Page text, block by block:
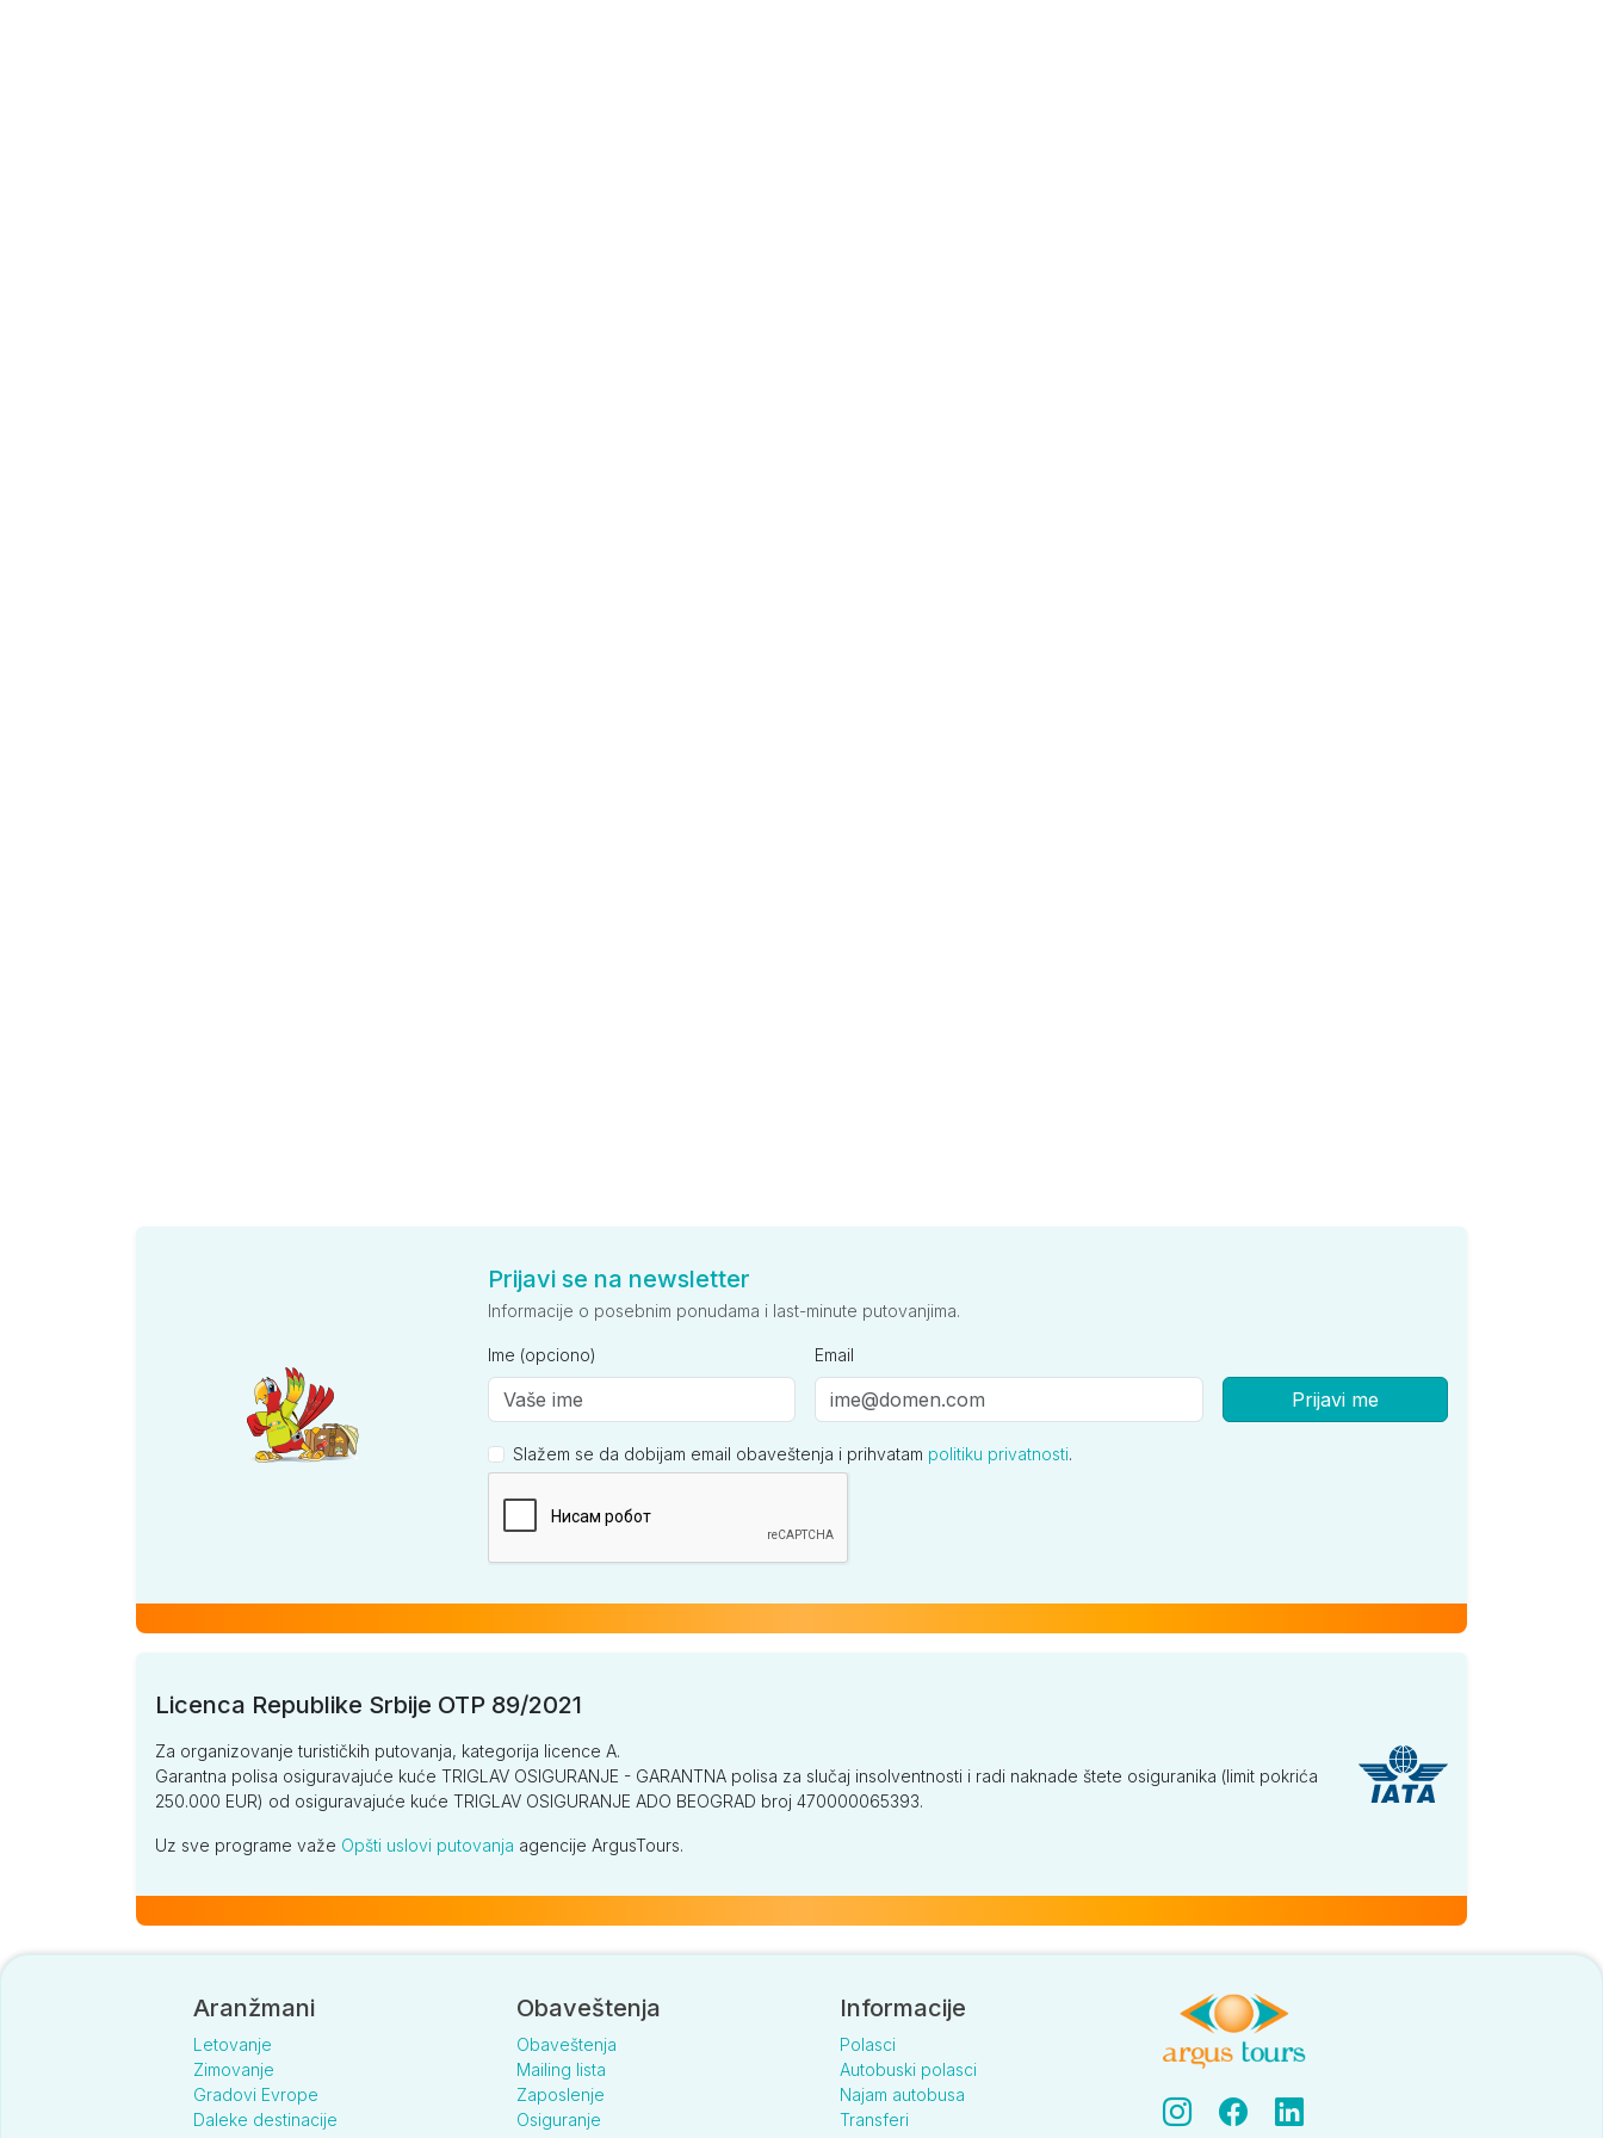
Prijavi se na newsletter
Informacije o posebnim ponudama i last-minute putovanjima.
Ime (opciono) Email
Prijavi me
Slažem se da dobijam email obaveštenja i prihvatam politiku privatnosti.
Licenca Republike Srbije OTP 89/2021
Za organizovanje turističkih putovanja, kategorija licence A.
Garantna polisa osiguravajuće kuće TRIGLAV OSIGURANJE - GARANTNA polisa za slučaj insolventnosti i radi naknade štete osiguranika (limit pokrića
250.000 EUR) od osiguravajuće kuće TRIGLAV OSIGURANJE ADO BEOGRAD broj 470000065393.
Uz sve programe važe Opšti uslovi putovanja agencije ArgusTours.
Aranžmani
Letovanje
Zimovanje
Gradovi Evrope
Daleke destinacije
Obaveštenja
Obaveštenja
Mailing lista
Zaposlenje
Osiguranje
Informacije
Polasci
Autobuski polasci
Najam autobusa
Transferi